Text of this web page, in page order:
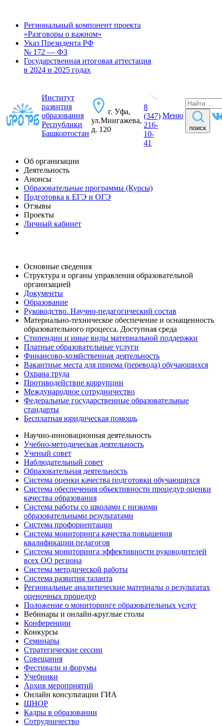
Региональный компонент проекта
«Разговоры о важном»
Указ Президента РФ
№ 172 — ФЗ
Государственная итоговая аттестация
в 2024 и 2025 годах
Институт
развития
образования
Республики
Башкортостан
г. Уфа,
ул.Мингажева,
д. 120
8
(347)
216-
10-
41
Меню
поиск
Об организации
Деятельность
Анонсы
Образовательные программы (Курсы)
Подготовка к ЕГЭ и ОГЭ
Отзывы
Проекты
Личный кабинет
Основные сведения
Структура и органы управления образовательной
организацией
Документы
Образование
Руководство. Научно-педагогический состав
Материально-техническое обеспечение и оснащенность
образовательного процесса. Доступная среда
Стипендии и иные виды материальной поддержки
Платные образовательные услуги
Финансово-хозяйственная деятельность
Вакантные места для приема (перевода) обучающихся
Охрана труда
Противодействие коррупции
Международное сотрудничество
Федеральные государственные образовательные
стандарты
Бесплатная юридическая помощь
Научно-инновационная деятельность
Учебно-методическая деятельность
Ученый совет
Наблюдательный совет
Образовательная деятельность
Система оценки качества подготовки обучающихся
Система обеспечения объективности процедур оценки
качества образования
Система работы со школами с низкими
образовательными результатами
Система профориентации
Система мониторинга качества повышения
квалификации педагогов
Система мониторинга эффективности руководителей
всех ОО региона
Система методической работы
Система развития таланта
Региональные аналитические материалы о результатах
оценочных процедур
Положение о мониторинге образовательных услуг
Вебинары и онлайн-круглые столы
Конференции
Конкурсы
Семинары
Стратегические сессии
Совещания
Фестивали и форумы
Учебники
Архив мероприятий
Онлайн консультации ГИА
ШНОР
Кадры в образовании
Сотрудничество